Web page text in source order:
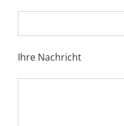
Ihre Nachricht